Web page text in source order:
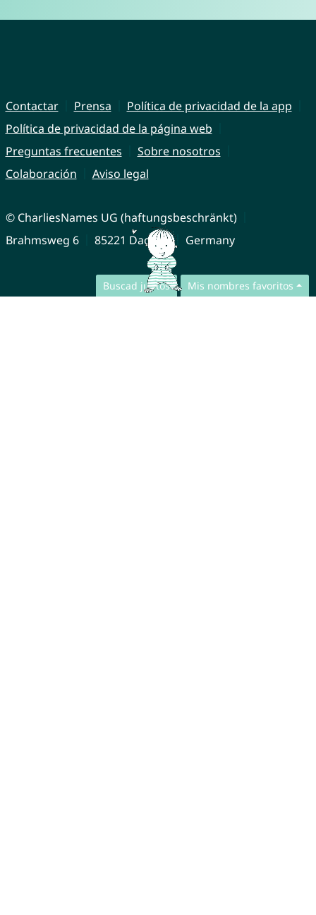
Buscad juntos Mis nombres favoritos
Contactar Prensa
Política de privacidad de la app
Política de privacidad de la página web
Preguntas frecuentes
Sobre nosotros
Colaboración
Aviso legal
© CharliesNames UG (haftungsbeschränkt)
Brahmsweg 6
85221 Dachau Germany